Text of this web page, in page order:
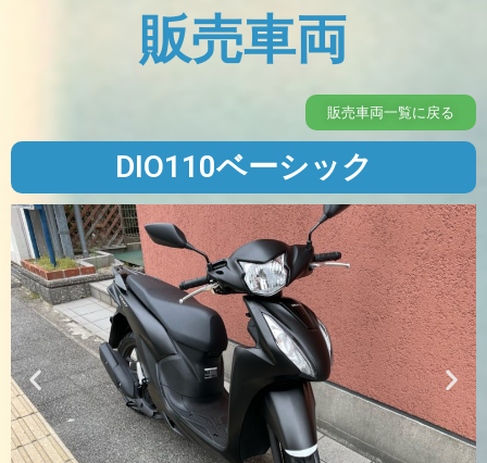
販売車両
販売車両一覧に戻る
DIO110ベーシック